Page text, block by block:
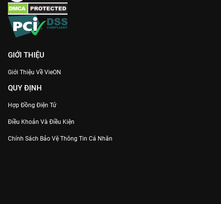
GIỚI THIỆU
Giới Thiệu Về VieON
QUY ĐỊNH
Hợp Đồng Điện Tử
Điều Khoản Và Điều Kiện
Chính Sách Bảo Vệ Thông Tin Cá Nhân